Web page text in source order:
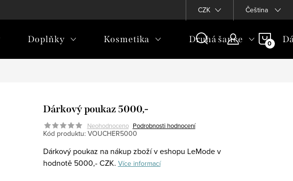
CZK Čeština
Doplňky Kosmetika Druhá šance
Dárkový poukaz 5000,-
Neohodnoceno Podrobnosti hodnocení
Kód produktu: VOUCHER5000
Dárkový poukaz na nákup zboží v eshopu LeMode v
hodnotě 5000,- CZK. Více informací